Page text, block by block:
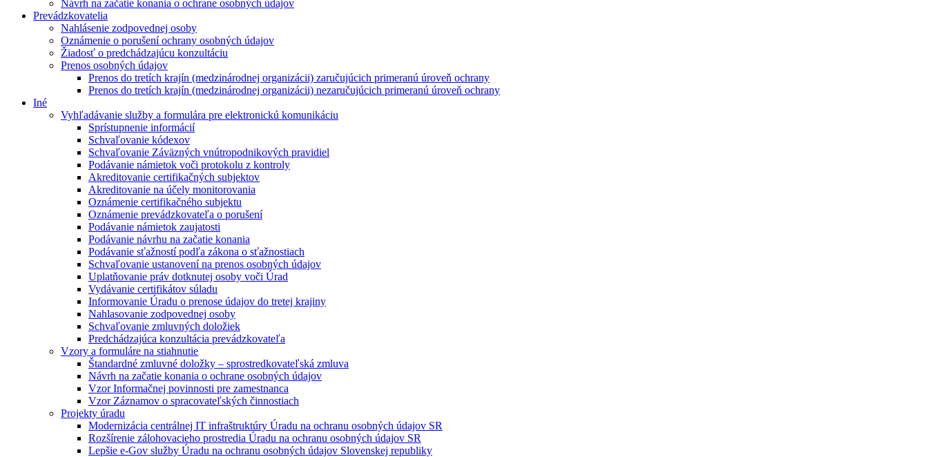
Návrh na začatie konania o ochrane osobných údajov
Prevádzkovatelia
Nahlásenie zodpovednej osoby
Oznámenie o porušení ochrany osobných údajov
Žiadosť o predchádzajúcu konzultáciu
Prenos osobných údajov
Prenos do tretích krajín (medzinárodnej organizácii) zaručujúcich primeranú úroveň ochrany
Prenos do tretích krajín (medzinárodnej organizácii) nezaručujúcich primeranú úroveň ochrany
Iné
Vyhľadávanie služby a formulára pre elektronickú komunikáciu
Sprístupnenie informácií
Schvaľovanie kódexov
Schvaľovanie Záväzných vnútropodnikových pravidiel
Podávanie námietok voči protokolu z kontroly
Akreditovanie certifikačných subjektov
Akreditovanie na účely monitorovania
Oznámenie certifikačného subjektu
Oznámenie prevádzkovateľa o porušení
Podávanie námietok zaujatosti
Podávanie návrhu na začatie konania
Podávanie sťažností podľa zákona o sťažnostiach
Schvaľovanie ustanovení na prenos osobných údajov
Uplatňovanie práv dotknutej osoby voči Úrad
Vydávanie certifikátov súladu
Informovanie Úradu o prenose údajov do tretej krajiny
Nahlasovanie zodpovednej osoby
Schvaľovanie zmluvných doložiek
Predchádzajúca konzultácia prevádzkovateľa
Vzory a formuláre na stiahnutie
Štandardné zmluvné doložky – sprostredkovateľská zmluva
Návrh na začatie konania o ochrane osobných údajov
Vzor Informačnej povinnosti pre zamestnanca
Vzor Záznamov o spracovateľských činnostiach
Projekty úradu
Modernizácia centrálnej IT infraštruktúry Úradu na ochranu osobných údajov SR
Rozšírenie zálohovacieho prostredia Úradu na ochranu osobných údajov SR
Lepšie e-Gov služby Úradu na ochranu osobných údajov Slovenskej republiky